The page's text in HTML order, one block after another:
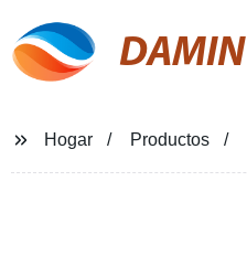
DAMIN
Hogar Productos